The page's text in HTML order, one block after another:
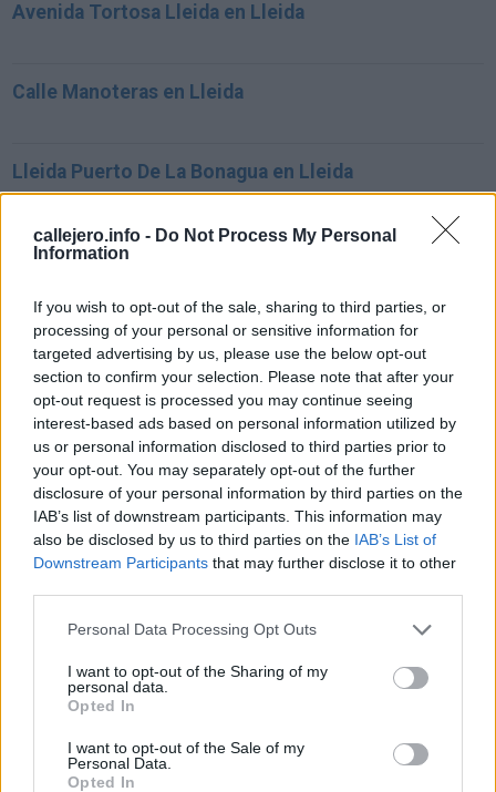
callejero.info - Do Not Process My Personal
Information
If you wish to opt-out of the sale, sharing to third parties, or
processing of your personal or sensitive information for
targeted advertising by us, please use the below opt-out
section to confirm your selection. Please note that after your
opt-out request is processed you may continue seeing
interest-based ads based on personal information utilized by
us or personal information disclosed to third parties prior to
your opt-out. You may separately opt-out of the further
disclosure of your personal information by third parties on the
IAB’s list of downstream participants. This information may
also be disclosed by us to third parties on the IAB’s List of
Downstream Participants that may further disclose it to other
Personal Data Processing Opt Outs
I want to opt-out of the Sharing of my
personal data.
Opted In
I want to opt-out of the Sale of my
Personal Data.
Opted In
Avenida Tortosa Lleida en Lleida
Calle Manoteras en Lleida
Lleida Puerto De La Bonagua en Lleida
Paseo De Ronda 81 en Lleida
Balafia,132 en Lleida
Violant D'hongria 1 en Lleida
Partida De Gensana en Lleida
Rio Esera , 15 en Lleida